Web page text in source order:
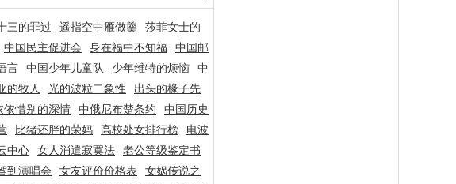
三的罪过 遥指空中雁做羹
莎菲女士的
中国民主促进会 身在福中不知福
中国邮
言 中国少年儿童队 少年维特的烦恼
中
的牧人 光的波粒二象性
出头的椽子先
依惜别的深情 中俄尼布楚条约
中国历史
比猪还胖的荣妈 高校处女排行榜
电波
中心 女人消遣寂寞法
老公等级鉴定书
到演唱会 女友评价价格表
女娲传说之